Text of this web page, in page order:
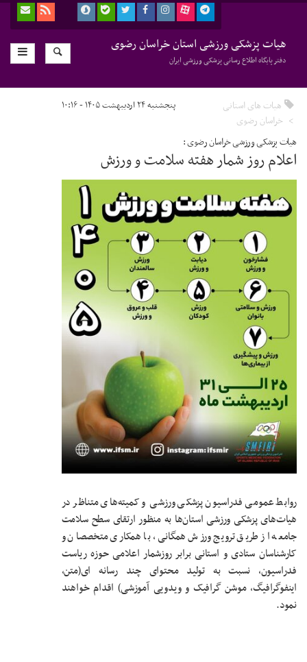
هیات پزشکی ورزشی استان خراسان رضوی
دفتر پایگاه اطلاع رسانی پزشکی ورزشی ایران
هیات های استانی
خراسان رضوی
پنجشنبه ۲۴ اردیبهشت ۱۴۰۵ - ۱۰:۱۶
هیات پزشکی ورزشی خراسان رضوی :
اعلام روز شمار هفته سلامت و ورزش
روابط عمومی فدراسیون پزشکی ورزشی و کمیته‌های متناظر در
هیات‌های پزشکی ورزشی استان‌ها به منظور ارتقای سطح سلامت
جامعه از طریق ترویج ورزش همگانی، با همکاری متخصصان و
کارشناسان ستادی و استانی برابر روزشمار اعلامی حوزه ریاست
فدراسیون، نسبت به تولید محتوای چند رسانه ای(متن،
اینفوگرافیگ، موشن گرافیک و ویدویی آموزشی) اقدام خواهند
نمود.